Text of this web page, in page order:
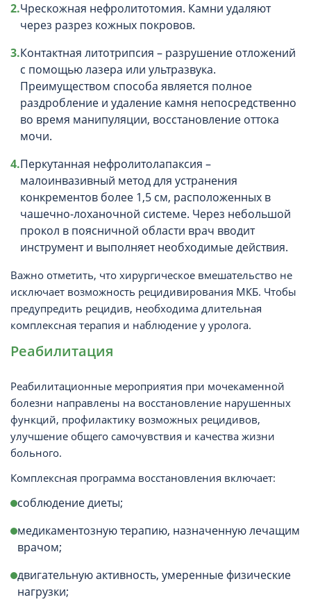
Чрескожная нефролитотомия. Камни удаляют
через разрез кожных покровов.
Контактная литотрипсия – разрушение отложений
с помощью лазера или ультразвука.
Преимуществом способа является полное
раздробление и удаление камня непосредственно
во время манипуляции, восстановление оттока
мочи.
Перкутанная нефролитолапаксия –
малоинвазивный метод для устранения
конкрементов более 1,5 см, расположенных в
чашечно-лоханочной системе. Через небольшой
прокол в поясничной области врач вводит
инструмент и выполняет необходимые действия.
Важно отметить, что хирургическое вмешательство не
исключает возможность рецидивирования МКБ. Чтобы
предупредить рецидив, необходима длительная
комплексная терапия и наблюдение у уролога.
Реабилитация
Реабилитационные мероприятия при мочекаменной
болезни направлены на восстановление нарушенных
функций, профилактику возможных рецидивов,
улучшение общего самочувствия и качества жизни
больного.
Комплексная программа восстановления включает:
соблюдение диеты;
медикаментозную терапию, назначенную лечащим
врачом;
двигательную активность, умеренные физические
нагрузки;